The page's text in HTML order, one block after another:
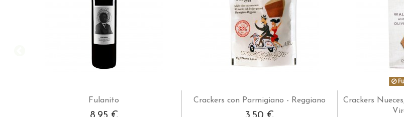
Fulanito Crackers con Parmigiano - Reggiano
Crackers